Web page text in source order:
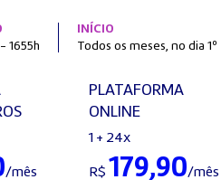
1655h
INÍCIO
Todos os meses, no dia 1º
/mês
PLATAFORMA
ONLINE
1 + 24x
R$ 179,90/mês